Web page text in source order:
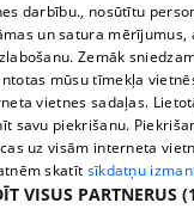
TВ-программа
Условия договора
360 Ziņu kontakti
Helio Media
Служба помощи
darbību., nosūtītu
un satura
Zemāk
mūsu tīmekļa
vietnes sadaļas.
savu piekrišanu.
uz visām interneta
skatīt sīkdatņu
VISUS PARTNERUS